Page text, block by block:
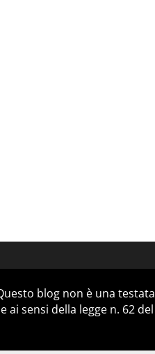
blog non è una testata
sensi della legge n. 62 del